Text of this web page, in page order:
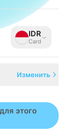
IDR
Card
Изменить
этого